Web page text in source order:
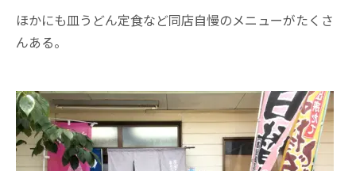
ほかにも皿うどん定食など同店自慢のメニューがたくさ
んある。